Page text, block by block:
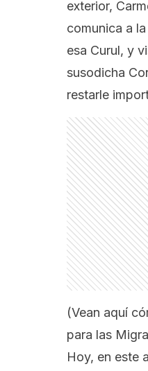
exterior,
comunica a
esa Curul, y
susodicha
restarle
(Vean aquí
para las
Hoy, en este